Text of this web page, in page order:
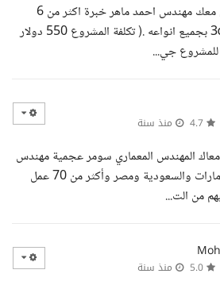
السلام عليكم مهندسة لميس معك مهندس احمد ماهر خبرة اكثر من 6
سنوات فى التصميم 2d و 3d بجميع انواعه .( تكلفة المشروع 550 دولار
جي...
منذ سنة
معاك المهندس المعماري سومر عجمية مهندس
معماري خبرة سنوات في الإمارات والسعودية ومصر وأكثر من 70 عمل
من الت...
منذ سنة